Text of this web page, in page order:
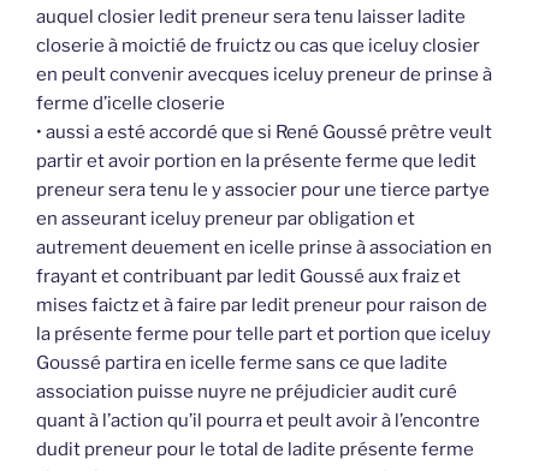
auquel closier ledit preneur sera tenu laisser ladite
closerie à moictié de fruictz ou cas que iceluy closier
en peult convenir avecques iceluy preneur de prinse à
ferme d’icelle closerie
• aussi a esté accordé que si René Goussé prêtre veult
partir et avoir portion en la présente ferme que ledit
preneur sera tenu le y associer pour une tierce partye
en asseurant iceluy preneur par obligation et
autrement deuement en icelle prinse à association en
frayant et contribuant par ledit Goussé aux fraiz et
mises faictz et à faire par ledit preneur pour raison de
la présente ferme pour telle part et portion que iceluy
Goussé partira en icelle ferme sans ce que ladite
association puisse nuyre ne préjudicier audit curé
quant à l’action qu’il pourra et peult avoir à l’encontre
dudit preneur pour le total de ladite présente ferme